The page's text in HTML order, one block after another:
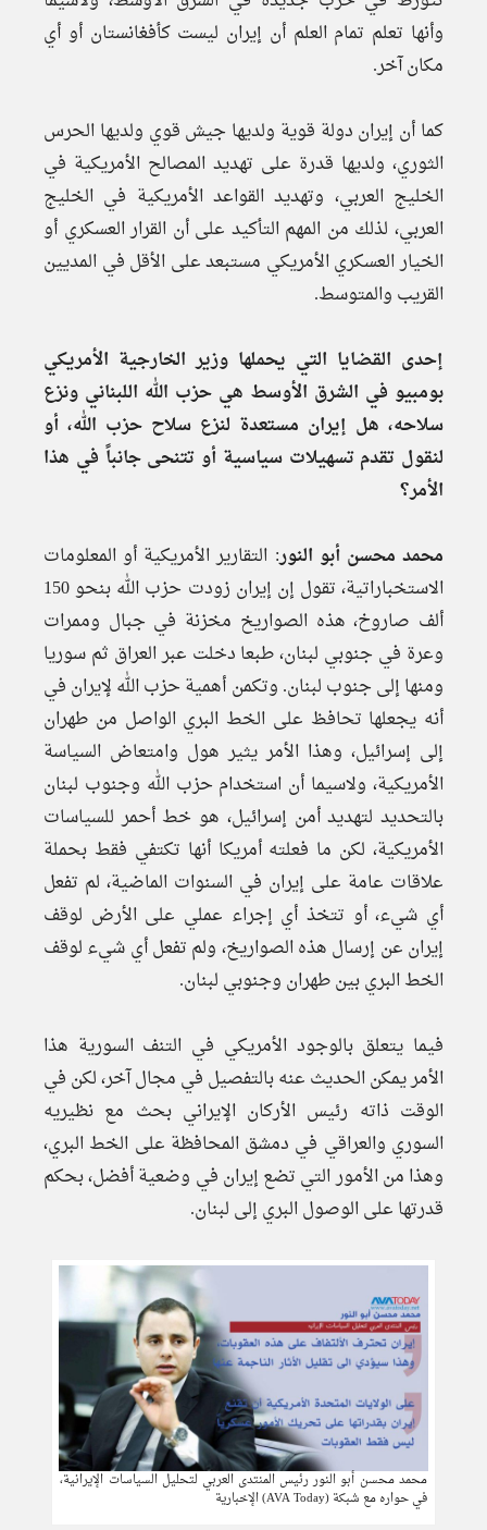
وأنها تعلم تمام العلم أن إيران ليست كأفغانستان أو أي
مكان آخر.
كما أن إيران دولة قوية ولديها جيش قوي ولديها الحرس
الثوري، ولديها قدرة على تهديد المصالح الأمريكية في
الخليج العربي، وتهديد القواعد الأمريكية في الخليج
العربي، لذلك من المهم التأكيد على أن القرار العسكري أو
الخيار العسكري الأمريكي مستبعد على الأقل في المديين
القريب والمتوسط.
إحدى القضايا التي يحملها وزير الخارجية الأمريكي
بومبيو في الشرق الأوسط هي حزب الله اللبناني ونزع
سلاحه، هل إيران مستعدة لنزع سلاح حزب الله، أو
لنقول تقدم تسهيلات سياسية أو تتنحى جانباً في هذا
الأمر؟
محمد محسن أبو النور: التقارير الأمريكية أو المعلومات
الاستخباراتية، تقول إن إيران زودت حزب الله بنحو 150
ألف صاروخ، هذه الصواريخ مخزنة في جبال وممرات
وعرة في جنوبي لبنان، طبعا دخلت عبر العراق ثم سوريا
ومنها إلى جنوب لبنان. وتكمن أهمية حزب الله لإيران في
أنه يجعلها تحافظ على الخط البري الواصل من طهران
إلى إسرائيل، وهذا الأمر يثير هول وامتعاض السياسة
الأمريكية، ولاسيما أن استخدام حزب الله وجنوب لبنان
بالتحديد لتهديد أمن إسرائيل، هو خط أحمر للسياسات
الأمريكية، لكن ما فعلته أمريكا أنها تكتفي فقط بحملة
علاقات عامة على إيران في السنوات الماضية، لم تفعل
أي شيء، أو تتخذ أي إجراء عملي على الأرض لوقف
إيران عن إرسال هذه الصواريخ، ولم تفعل أي شيء لوقف
الخط البري بين طهران وجنوبي لبنان.
فيما يتعلق بالوجود الأمريكي في التنف السورية هذا
الأمر يمكن الحديث عنه بالتفصيل في مجال آخر، لكن في
الوقت ذاته رئيس الأركان الإيراني بحث مع نظيريه
السوري والعراقي في دمشق المحافظة على الخط البري،
وهذا من الأمور التي تضع إيران في وضعية أفضل، بحكم
قدرتها على الوصول البري إلى لبنان.
محمد محسن أبو النور رئيس المنتدى العربي لتحليل السياسات الإيرانية،
في حواره مع شبكة (AVA Today) الإخبارية